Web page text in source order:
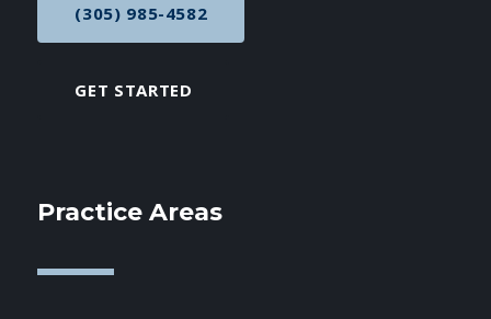
CALL NOW AT
(305) 985-4582
GET STARTED
Practice Areas